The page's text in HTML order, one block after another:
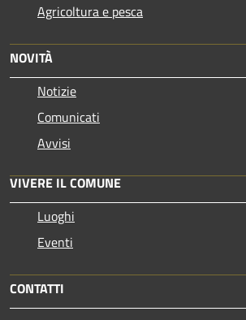
Agricoltura e pesca
NOVITÀ
Notizie
Comunicati
Avvisi
VIVERE IL COMUNE
Luoghi
Eventi
CONTATTI